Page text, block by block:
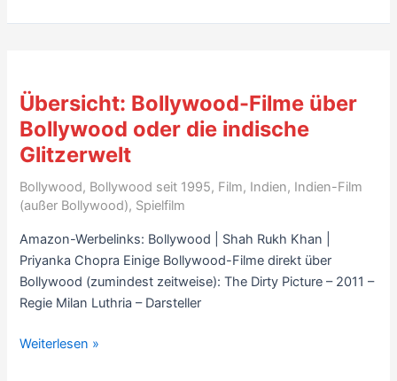
Remake,
Filme
rezensiert:
„Aadavari
Matalaku
Verule“
Telugu,
6
Sterne,
mit
+
Übersicht: Bollywood-Filme über
Bollywood oder die indische
Glitzerwelt
Bollywood, Bollywood seit 1995, Film, Indien, Indien-Film
(außer Bollywood), Spielfilm
Amazon-Werbelinks: Bollywood | Shah Rukh Khan |
Priyanka Chopra Einige Bollywood-Filme direkt über
Bollywood (zumindest zeitweise): The Dirty Picture – 2011 –
Regie Milan Luthria – Darsteller
Übersicht:
Weiterlesen »